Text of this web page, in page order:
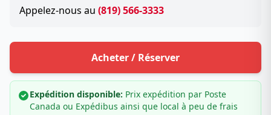
Appelez-nous au (819) 566-3333
Acheter / Réserver
Expédition disponible: Prix expédition par Poste
Canada ou Expédibus ainsi que local à peu de frais